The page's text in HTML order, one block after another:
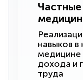
Частные
навыков
дохода и
труда